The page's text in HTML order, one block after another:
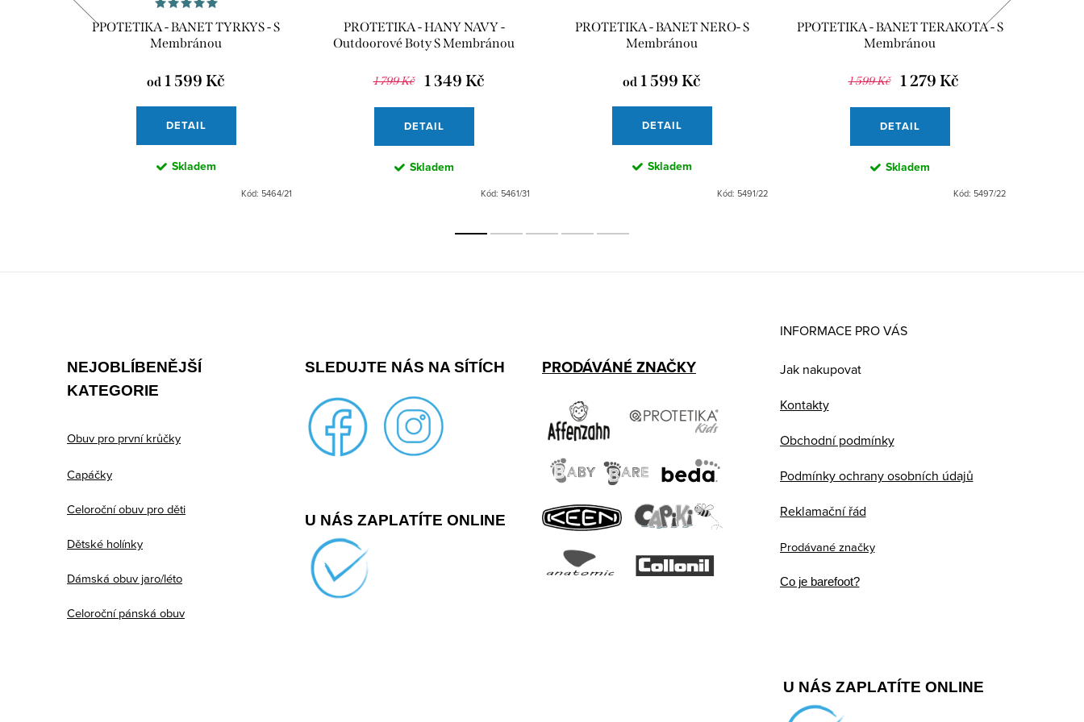
PPOTETIKA - BANET TYRKYS - S
Membránou
od 1 599 Kč
DETAIL
Skladem
Kód: 5464/21
PROTETIKA - HANY NAVY -
Outdoorové Boty S Membránou
1 799 Kč 1 349 Kč
DETAIL
Skladem
Kód: 5461/31
PROTETIKA - BANET NERO- S
Membránou
od 1 599 Kč
DETAIL
Skladem
Kód: 5491/22
PPOTETIKA - BANET TERAKOTA - S
Membránou
1 599 Kč 1 279 Kč
DETAIL
Skladem
Kód: 5497/22
NEJOBLÍBENĚJŠÍ
KATEGORIE
Obuv pro první krůčky
Capáčky
Celoroční obuv pro děti
Dětské holínky
Dámská obuv jaro/léto
Celoroční pánská obuv
SLEDUJTE NÁS NA SÍTÍCH
U NÁS ZAPLATÍTE ONLINE
PRODÁVÁNÉ ZNAČKY
INFORMACE PRO VÁS
Jak nakupovat
Kontakty
Obchodní podmínky
Podmínky ochrany osobních údajů
Reklamační řád
Prodávané značky
Co je barefoot?
U NÁS ZAPLATÍTE ONLINE